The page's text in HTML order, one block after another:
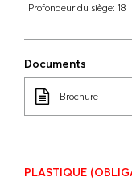
Profondeur du siège: 18
Documents
Brochure
PLASTIQUE